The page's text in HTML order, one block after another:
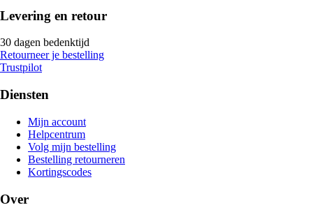
Levering en retour
30 dagen bedenktijd
Retourneer je bestelling
Trustpilot
Diensten
Mijn account
Helpcentrum
Volg mijn bestelling
Bestelling retourneren
Kortingscodes
Over